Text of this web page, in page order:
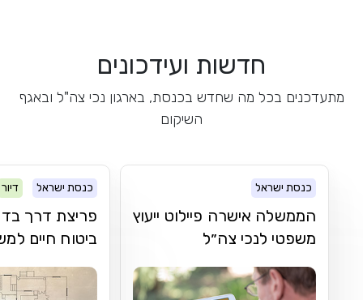
חדשות ועידכונים
מתעדכנים בכל מה שחדש בכנסת, בארגון נכי צה"ל ובאגף
השיקום
כנסת ישראל
הממשלה אישרה פיילוט ייעוץ
משפטי לנכי צה״ל
כנסת ישראל דיור
פריצת דרך
ביטוח חיים